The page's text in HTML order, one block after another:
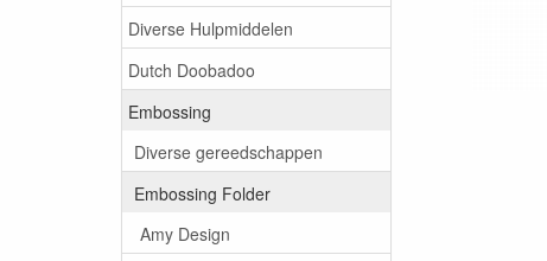
Diverse Hulpmiddelen
Dutch Doobadoo
Embossing
Diverse gereedschappen
Embossing Folder
Amy Design